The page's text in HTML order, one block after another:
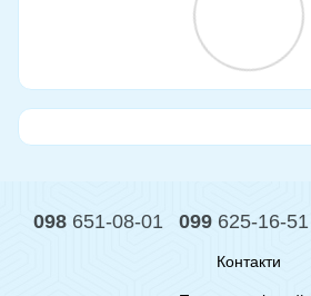
098 651-08-01 099 625-16-51
Контакти